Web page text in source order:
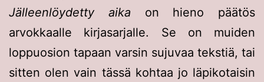
Jälleenlöydetty aika on hieno päätös
arvokkaalle kirjasarjalle. Se on muiden
loppuosion tapaan varsin sujuvaa tekstiä, tai
sitten olen vain tässä kohtaa jo läpikotaisin